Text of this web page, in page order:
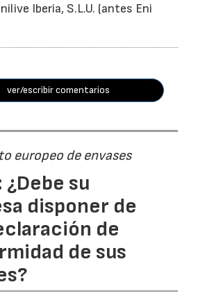
Iberia, S.L.U. (antes Eni
ver/escribir comentarios
europeo de envases
¿Debe su
disponer de
de
de sus